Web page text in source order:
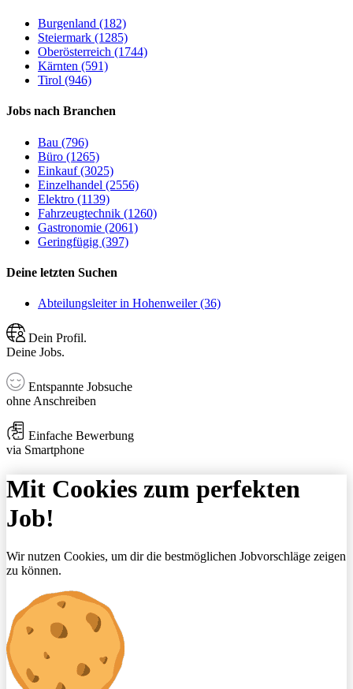
Burgenland (182)
Steiermark (1285)
Oberösterreich (1744)
Kärnten (591)
Tirol (946)
Jobs nach Branchen
Bau (796)
Büro (1265)
Einkauf (3025)
Einzelhandel (2556)
Elektro (1139)
Fahrzeugtechnik (1260)
Gastronomie (2061)
Geringfügig (397)
Deine letzten Suchen
Abteilungsleiter in Hohenweiler (36)
Dein Profil.
Deine Jobs.
Entspannte Jobsuche
ohne Anschreiben
Einfache Bewerbung
via Smartphone
Mit Cookies zum perfekten
Job!
Wir nutzen Cookies, um dir die bestmöglichen Jobvorschläge zeigen
zu können.